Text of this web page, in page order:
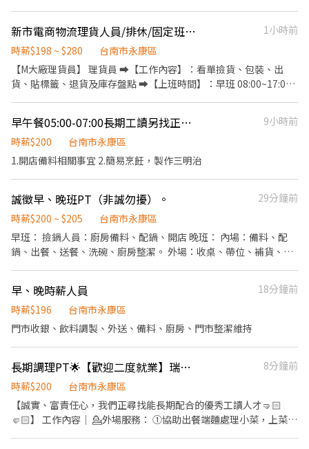
資➜$38,840起~$50,000 ➡️晚班 16:00 - 01:00【時薪$245-255】 薪
資➜$44,760起~$58,000 ➡️夜班 23:00 - 08:00【時薪$275-295】 薪
資➜$49,280起~$67,000 （可休六日）時薪-10 ▬▬▬ ▶|快速應徵|
◀ ▬▬▬ 【加好友詢問】@718dcrid 周小姊立即回覆 【點選直接
加好友】https://lin.ee/nsf2q2B 【請留下姓名✚電話✚職缺截圖】
【或電洽】0955-028592 周’s 諮詢報名
事有條理，且喜歡在快節奏中展現高效率，歡迎加入我們的行列。
在這裡，你學到的不只是煮茶，而是整套門市營運的邏輯。 你會做
的事（由易到難、資深學長姐逐步帶教）： • 前區服務與客情維
護： 點單服務、顧客需求確認、門市形象維護。 • 高品質飲品調
與損耗控制。 • 物流與商圈拓展： 精準執行外送任務，提升商圈客
戶滿意度。 我們希望的你： • 準時、具備團隊合作意識與責任感。
• 具備機車駕照（有外送需求）。 • 無經驗絕對可以： 只要你願
意學，我們提供完整的帶薪培訓，通過各站點（煮茶/吧台/收銀）考
核就能逐步提升時薪與職級。 【公司福利與保障】 • 法定保障：
保險、三節獎金、專屬生日禮金。
新市電商物流理貨人員/排休/固定班/可週領/三節禮品
1小時前
時薪$198 ~ $280
台南市永康區
【M大廠理貨員】 理貨員 ➡️【工作內容】：看單撿貨、包裝、出
貨、貼標籤、退貨及庫存盤點 ➡️【上班時間】：早班 08:00~17:00 ;
貼$20 晚班198/H地區津貼$20 ➡️【休假制度】：月排8天休假
➡️【福利制度】：三節（生日/中秋/端午）、婚/喪/生育補助金
✔️【安心上班】：勞工保險、全民健康保險、勞工退休金提撥、團
班。 ◎派駐考核期10天（考核出勤與工作表現） ⋆⁺₊⋆ 尋找合適喜
歡的工作歡迎洽詢—家駿⋆⁺₊⋆ ☎️市內電話：06-2040501 #12 手機
電話：0928818257 賴：@422koqcw(@一定要填喔!) 親洽：台南
市永康區永大路三段249號 營業時間：08:30～17:30 午休12:00～
13:00 《不收取任何費用》
早午餐05:00-07:00長期工讀另找正式人員
9小時前
時薪$200
台南市永康區
1.開店備料相關事宜 2.簡易烹飪，製作三明治
誠徵早、晚班PT（非誠勿擾）。
29分鐘前
時薪$200 ~ $205
台南市永康區
早班： 撿鍋人員：廚房備料、配鍋、開店 晚班： 內場：備料、配
鍋、出餐、送餐、洗碗、廚房整潔。 外場：收桌、帶位、補貨、清
早、晚時薪人員
18分鐘前
時薪$196
台南市永康區
門市收銀、飲料調製、外送、備料、廚房、門市整潔維持
長期調理PT🌟【歡迎二度就業】瑞玲外省仔麵🍜台南永康店
8分鐘前
時薪$200
台南市永康區
【誠實、富責任心，我們正尋找能長期配合的優秀工讀人才🤜🏻
🤛🏻】 工作內容｜ 💁外場服務： ①協助出餐端麵處理小菜，上菜並